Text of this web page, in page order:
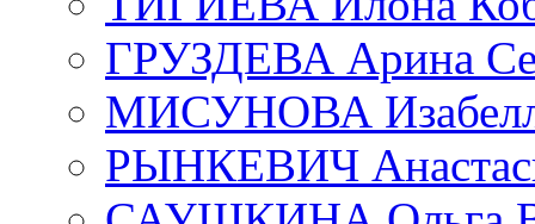
ГРУЗДЕВА Арина
МИСУНОВА
РЫНКЕВИЧ